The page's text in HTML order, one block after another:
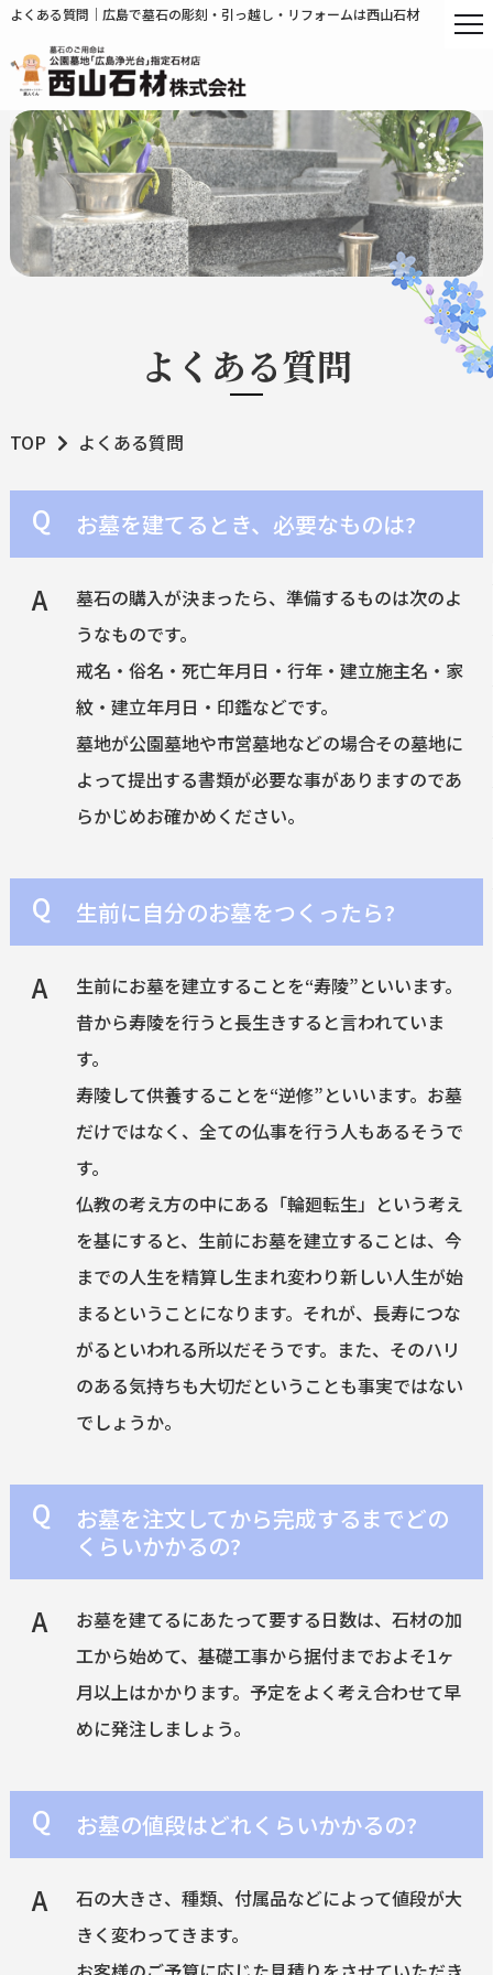
よくある質問｜広島で墓石の彫刻・引っ越し・リフォームは西山石材
よくある質問
TOP よくある質問
お墓を建てるとき、必要なものは?
墓石の購入が決まったら、準備するものは次のよ
うなものです。
戒名・俗名・死亡年月日・行年・建立施主名・家
紋・建立年月日・印鑑などです。
墓地が公園墓地や市営墓地などの場合その墓地に
よって提出する書類が必要な事がありますのであ
らかじめお確かめください。
生前に自分のお墓をつくったら?
生前にお墓を建立することを“寿陵”といいます。
昔から寿陵を行うと長生きすると言われていま
す。
寿陵して供養することを“逆修”といいます。お墓
だけではなく、全ての仏事を行う人もあるそうで
す。
仏教の考え方の中にある「輪廻転生」という考え
を基にすると、生前にお墓を建立することは、今
までの人生を精算し生まれ変わり新しい人生が始
まるということになります。それが、長寿につな
がるといわれる所以だそうです。また、そのハリ
のある気持ちも大切だということも事実ではない
でしょうか。
お墓を注文してから完成するまでどの
くらいかかるの?
お墓を建てるにあたって要する日数は、石材の加
工から始めて、基礎工事から据付までおよそ1ヶ
月以上はかかります。予定をよく考え合わせて早
めに発注しましょう。
お墓の値段はどれくらいかかるの?
石の大きさ、種類、付属品などによって値段が大
きく変わってきます。